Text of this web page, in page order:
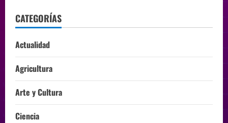
CATEGORÍAS
Actualidad
Agricultura
Arte y Cultura
Ciencia